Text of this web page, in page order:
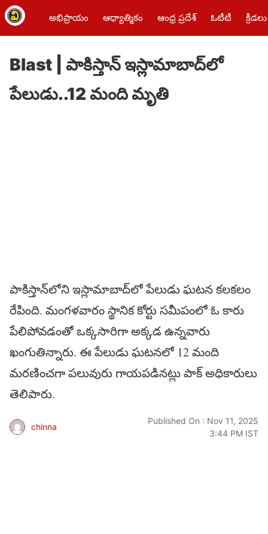
అభిప్రాయం ఆధ్యాత్మికం ఆంధ్ర ప్రదేశ్ ఓటీటీ క్రీడలు
Blast | పాకిస్తాన్‌ ఇస్లామాబాద్‌లో
పేలుడు..12 మంది మృతి
పాకిస్తాన్‌లోని ఇస్లామాబాద్‌లో పేలుడు ఘటన కలకలం
రేపింది. మంగళవారం స్థానిక కోర్టు సమీపంలో ఓ కారు
పేలిపోవడంతో ఒక్కసారిగా అక్కడ ఉన్నవారు
ఖంగుతిన్నారు. ఈ పేలుడు ఘటనలో 12 మంది
మరణించగా పలువురు గాయపడినట్లు పాక్ అధికారులు
తెలిపారు.
chinna
Published On : Nov 11, 2025
3:44 PM IST